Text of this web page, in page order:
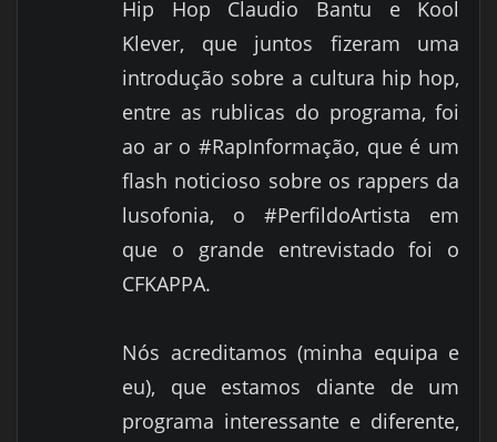
Hip Hop Claudio Bantu e Kool
Klever, que juntos fizeram uma
introdução sobre a cultura hip hop,
entre as rublicas do programa, foi
ao ar o #RapInformação, que é um
flash noticioso sobre os rappers da
lusofonia, o #PerfildoArtista em
que o grande entrevistado foi o
CFKAPPA.
Nós acreditamos (minha equipa e
eu), que estamos diante de um
programa interessante e diferente,